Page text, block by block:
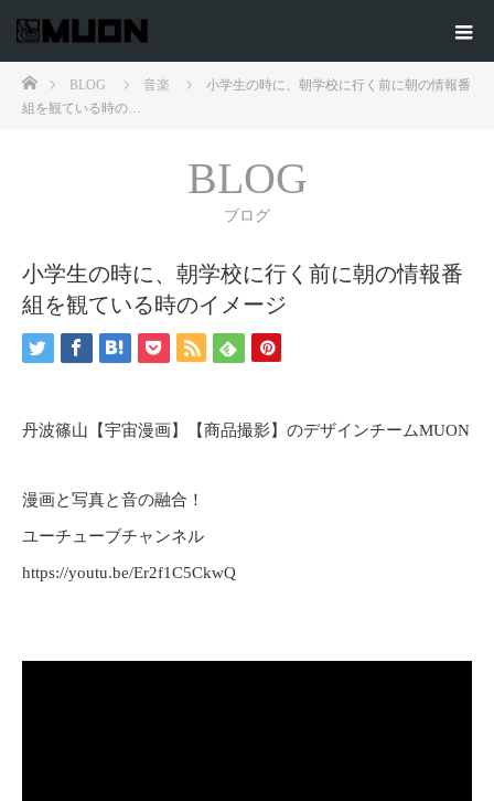
ホームBLOG 音楽
小学生の時に、朝学校に行く前に朝の情報番
組を観ている時の…
BLOG
ブログ
小学生の時に、朝学校に行く前に朝の情報番
組を観ている時のイメージ
丹波篠山【宇宙漫画】【商品撮影】のデザインチームMUON
漫画と写真と音の融合！
ユーチューブチャンネル
https://youtu.be/Er2f1C5CkwQ